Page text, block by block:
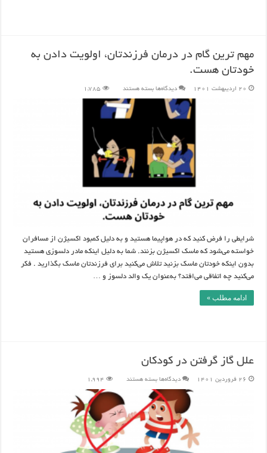
مهم ترین گام در درمان فرزندتان، اولویت دادن به
خودتان هست.
20 اردیبهشت 1401 دیدگاه‌ها برای
فرزندتان،
دادن
به
خودتان
هست.
بسته هستند 1,785
شرایطی را فرض کنید که در هواپیما هستید و به دلیل کمبود اکسیژن از مسافران
خواسته می‌شود که ماسک اکسیژن بزنند. شما به دلیل اینکه مادر دلسوزی هستید
بدون اینکه خودتان ماسک بزنید تلاش می‌کنید برای فرزندتان ماسک بگذارید . فکر
می‌کنید چه اتفاقی می‌افتد؟ به‌عنوان یک والد دلسوز و …
ادامه مطلب »
علل گاز گرفتن در کودکان
26 فروردین 1401 دیدگاه‌ها برای
گاز
گرفتن
در
کودکان
بسته هستند 1,994